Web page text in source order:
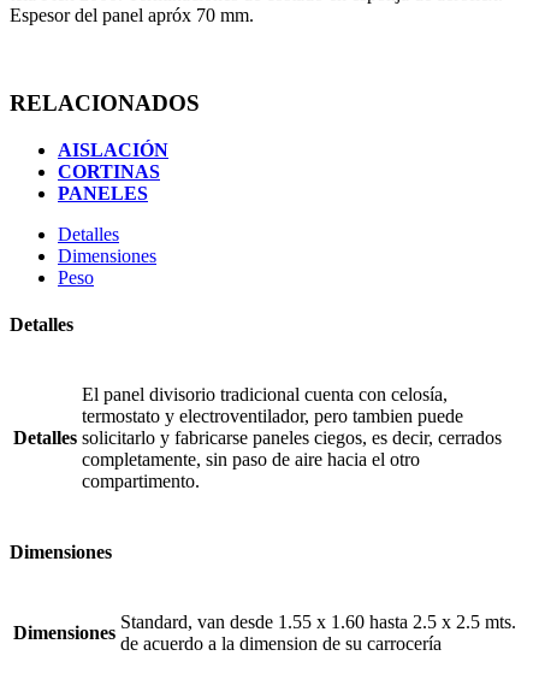
Espesor del panel apróx 70 mm.
RELACIONADOS
AISLACIÓN
CORTINAS
PANELES
Detalles
Dimensiones
Peso
Detalles
Detalles
El panel divisorio tradicional cuenta con celosía,
termostato y electroventilador, pero tambien puede
solicitarlo y fabricarse paneles ciegos, es decir, cerrados
completamente, sin paso de aire hacia el otro
compartimento.
Dimensiones
Dimensiones
Standard, van desde 1.55 x 1.60 hasta 2.5 x 2.5 mts.
de acuerdo a la dimension de su carrocería